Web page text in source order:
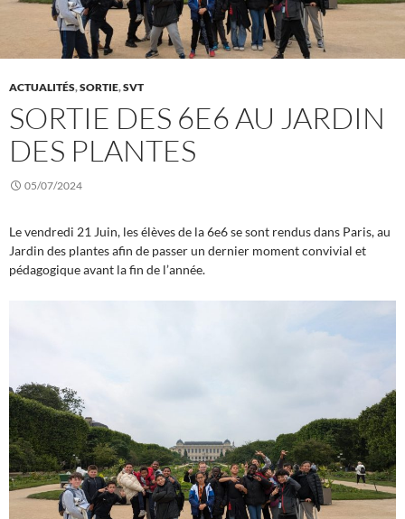
ACTUALITÉS,SORTIE,SVT
SORTIE DES 6E6 AU JARDIN
DES PLANTES
05/07/2024
Le vendredi 21 Juin, les élèves de la 6e6 se sont rendus dans Paris, au
Jardin des plantes afin de passer un dernier moment convivial et
pédagogique avant la fin de l’année.